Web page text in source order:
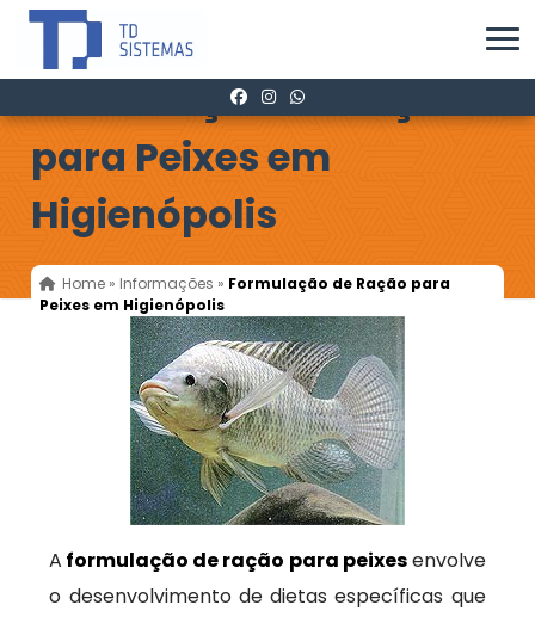
Formulação de Ração
para Peixes em
Higienópolis
Home » Informações » Formulação de Ração para
Peixes em Higienópolis
A formulação de ração para peixesenvolve
o desenvolvimento de dietas específicas que